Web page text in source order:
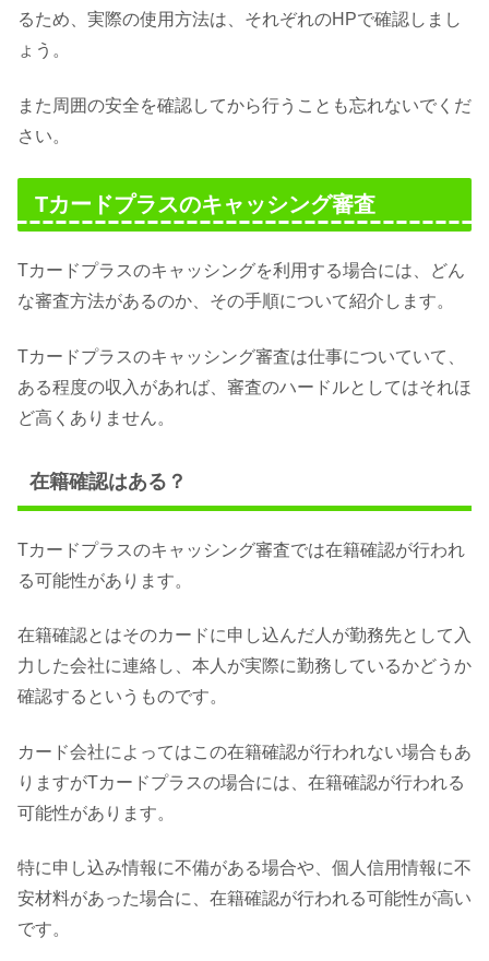
るため、実際の使用方法は、それぞれのHPで確認しまし
ょう。
また周囲の安全を確認してから行うことも忘れないでくだ
さい。
Tカードプラスのキャッシング審査
Tカードプラスのキャッシングを利用する場合には、どん
な審査方法があるのか、その手順について紹介します。
Tカードプラスのキャッシング審査は仕事についていて、
ある程度の収入があれば、審査のハードルとしてはそれほ
ど高くありません。
在籍確認はある？
Tカードプラスのキャッシング審査では在籍確認が行われ
る可能性があります。
在籍確認とはそのカードに申し込んだ人が勤務先として入
力した会社に連絡し、本人が実際に勤務しているかどうか
確認するというものです。
カード会社によってはこの在籍確認が行われない場合もあ
りますがTカードプラスの場合には、在籍確認が行われる
可能性があります。
特に申し込み情報に不備がある場合や、個人信用情報に不
安材料があった場合に、在籍確認が行われる可能性が高い
です。